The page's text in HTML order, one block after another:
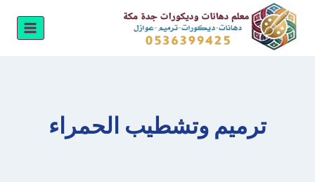
التجاوز
المحتوى
ترميم وتشطيب الحمراء